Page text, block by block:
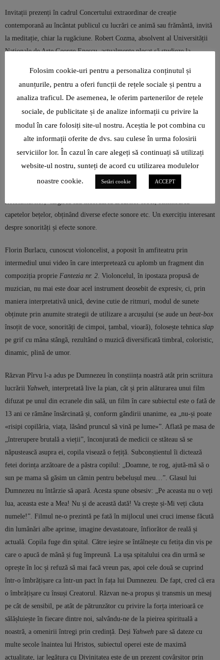
Invitații prezenți în cadrul Concertului extraordinar de creație
contemporană au încântat publicul cu lucrări ce animă sau frământă, invită
la meditație, chiar la rugăciune. Robert Cozma, absolvent al Universității
Naționale de Arte George Enescu, actualmente plecat să studieze la
video în care, după ce a mulțumit profesorilor Luminița și Gheorghe
Duțică, apare în ipostaza cunoscută de trombonist de jazz, alături de tineri
muzicieni ce studiază la aceeași universitate, cu o improvizație deosebit de
inspirată și, împreună, într-un tumult specific muzicii de jazz!
Iulian Fodor a adus percuția într-o ipostază inedită, oferindu-ne câteva
Trucuri. Utilizarea vârfului de băț pe cinelul Crashsau lovind în cinelul
China, lovituri în lateralele tumului de podea, sincronizări precise în
poliritmii între toba mică și celelalte componente ale setului de percuție
într-o configurație special aleasă, lovirea bețelor între ele, utilizarea
Rototumurilor
capetelor bețelor, obținând diverse efecte sonore etc. Un exercițiu interesant
despre sonorități și efecte sonore.
Florin Burlacu, cunoscut violoncelist, a poposit în amfiteatru prin
intermediul unui video în care interpretează cu aplomb un fragment din
compoziția proprie Fantezia nr. 2 . Violoncelul, în ipostaza propusă de
muzician, nu mai este doar acel instrument deosebit de expresiv, ci, prin
maniera interpretativă unică, devine cutie de ritmuri, modul de sunete
obținute prin anumite strategii de utilizare a arcușului (se aude un beat-box
însoțit de voce, sonorități de cimpoi, țambal, vioară), folosește tehnica slap
pe grif cu mâna stângă, rezultând o muzică diversificată timbral, coloristic,
dinamic, plină de umor.
Răzvan Pîrvu l-a adus pe Dumnezeu în conștiința noastră atât prin scriitura
lucrării Yahweh , interpretată live la pian, cât și prin alăturarea unui film
difuzat pe unul din ecranele din sală, un film în care subiectul este o fată de
13 ani ce rămâne însărcinată și, conform gândirii unanime, ea „nu-și poate
«risipi copilăria, viața, lăsând pruncul să vină pe lume»”. Aflată pe masa de
„întrerupere brutală a vieții”, înconjurată de medicii ce stăteau să se
năpustească asupra ei, copila visează o fețiță. Subconștientul îi dictează
fetei dorința arzătoare de a păstra copilul: „Doamne, te rog, ajută-mă să o
sun pe mama să găsim un cămin pentru bebelușul meu…”. Glasul lui
Dumnezeu nu întârzie să apară. Acesta spune obsesiv: „Pe aceasta nu o veți
lua, aceasta este a Mea! Nu și de această dată! Va crește și-Mi veți căuta
numele!”. Filmul ne-o prezintă pe fată în mijlocul unei cruci imense făcută
din lumânări albe aprinse, imagine devastatoare, înfiorător de reală și
actuală. Copila fuge din spital. Către ieșire se întâlnește cu fetița din vis pe
care o apucă de mână și fug împreună. La ușa spitalului cea din urmă se
oprește în loc și refuză să mai facă vreun pas, apoi cele două se cuprind
într-o îmbrățișare ca într-un pact în fața lui Dumnezeu. De fapt, cred că era
o îmbrățișare cu însuși Creatorul. Răzvan ne-a propus și transmis un mesaj
pe cât de sensibil, pe atât de pătrunzător cu privire la forța interioară ce
sălășluiește în fiecare dintre noi, salvându-ne de la pieirea spirituală a
noastră, a omenirii întregi prin credință. Deși Yahweh pare să dateze cu
multe secole înaintea lui Hristos, subiectul operei este de maximă
actualitate, iar legătura cu Divinitatea este de un prezent covârșitor prin
Folosim cookie-uri pentru a personaliza conținutul și
anunțurile, pentru a oferi funcții de rețele sociale și pentru a
analiza traficul. De asemenea, le oferim partenerilor de rețele
sociale, de publicitate și de analize informații cu privire la
modul în care folosiți site-ul nostru. Aceștia le pot combina cu
alte informații oferite de dvs. sau culese în urma folosirii
serviciilor lor. În cazul în care alegeți să continuați să utilizați
website-ul nostru, sunteți de acord cu utilizarea modulelor
noastre cookie.
Setări cookie ACCEPT